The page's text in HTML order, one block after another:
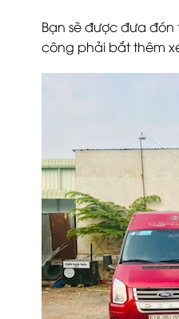
Bạn sẽ được đưa
công phải bắt thêm